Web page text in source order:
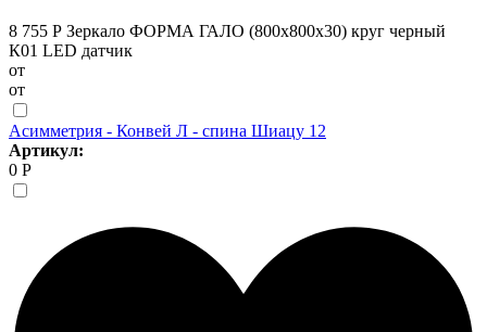
8 755 Р Зеркало ФОРМА ГАЛО (800х800х30) круг черный
К01 LED датчик
от
от
Асимметрия - Конвей Л - спина Шиацу 12
Артикул:
0 Р